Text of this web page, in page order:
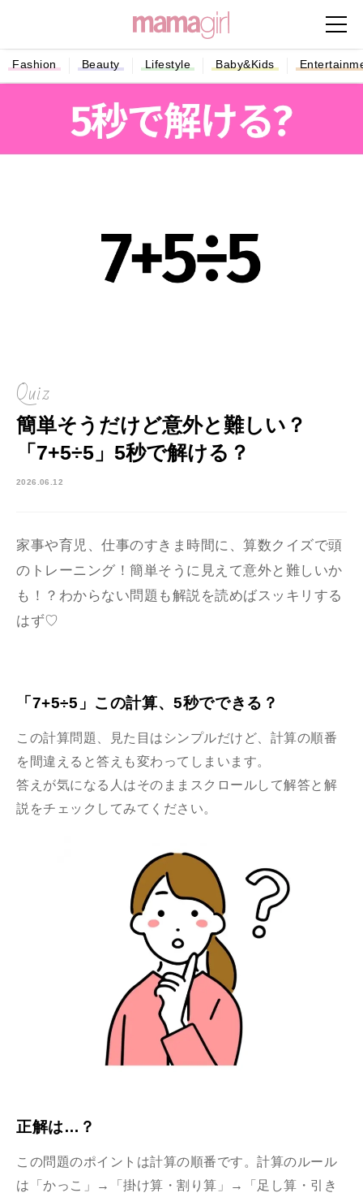
Fashion Beauty Lifestyle Baby&Kids
Quiz
簡単そうだけど意外と難しい？
「7+5÷5」5秒で解ける？
2026.06.12
家事や育児、仕事のすきま時間に、算数クイズで頭
のトレーニング！簡単そうに見えて意外と難しいか
も！？わからない問題も解説を読めばスッキリする
はず♡
「7+5÷5」この計算、5秒でできる？
この計算問題、見た目はシンプルだけど、計算の順番
を間違えると答えも変わってしまいます。
答えが気になる人はそのままスクロールして解答と解
説をチェックしてみてください。
正解は…？
この問題のポイントは計算の順番です。計算のルール
は「かっこ」→「掛け算・割り算」→「足し算・引き